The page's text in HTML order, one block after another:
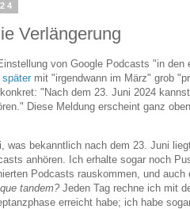
Verlängerung
von Google Podcasts "in den
später mit "irgendwann im März" grob
"Nach dem 23. Juni 2024
Diese Meldung erscheint ganz
was bekanntlich nach dem 23. Juni
anhören. Ich erhalte sogar noch
Podcasts rauskommen, und auch
tandem? Jeden Tag rechne ich mit
erreicht habe; ich habe